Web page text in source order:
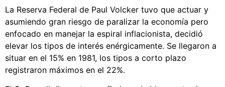
La Reserva Federal de Paul Volcker tuvo que actuar y
asumiendo gran riesgo de paralizar la economía pero
enfocado en manejar la espiral inflacionista, decidió
elevar los tipos de interés enérgicamente. Se llegaron a
situar en el 15% en 1981, los tipos a corto plazo
registraron máximos en el 22%.